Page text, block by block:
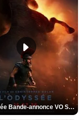
L'Odyssée Bande-annonce VO STFR